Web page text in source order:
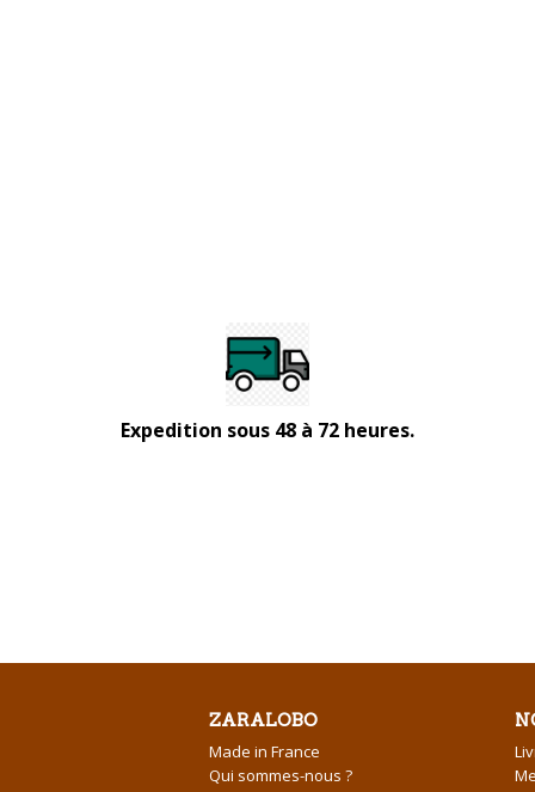
Expedition sous 48 à 72 heures.
ZARALOBO
Made in France
Qui sommes-nous ?